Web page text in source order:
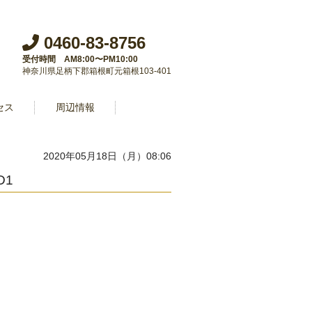
0460-83-8756
受付時間 AM8:00〜PM10:00
神奈川県足柄下郡箱根町元箱根103-401
ス 周辺情報
2020年05月18日（月）08:06